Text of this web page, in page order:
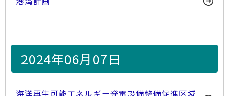
2024年06月07日